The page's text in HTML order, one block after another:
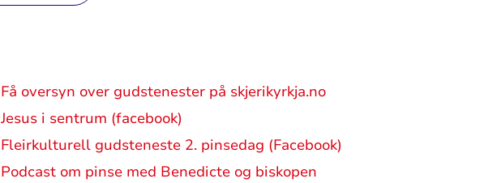
Få oversyn over gudstenester på skjerikyrkja.no
Jesus i sentrum (facebook)
Fleirkulturell gudsteneste 2. pinsedag (Facebook)
Podcast om pinse med Benedicte og biskopen